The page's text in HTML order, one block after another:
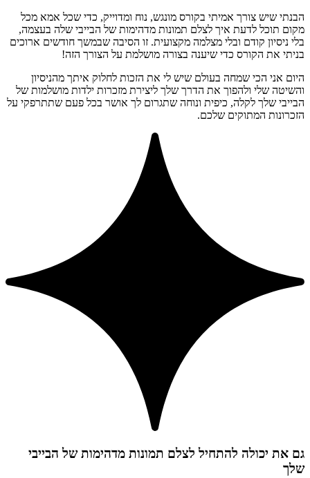
הבנתי שיש צורך אמיתי בקורס מונגש, נוח ומדוייק, כדי שכל אמא מכל
מקום תוכל לדעת איך לצלם תמונות מדהימות של הבייבי שלה בעצמה,
בלי ניסיון קודם ובלי מצלמה מקצועית. זו הסיבה שבמשך חודשים ארוכים
בניתי את הקורס כדי שיענה בצורה מושלמת על הצורך הזה!
היום אני הכי שמחה בעולם שיש לי את הזכות לחלוק איתך מהניסיון
והשיטה שלי ולהפוך את הדרך שלך ליצירת מזכרות ילדות מושלמות של
הבייבי שלך לקלה, כיפית ונוחה שתגרום לך אושר בכל פעם שתתרפקי על
הזכרונות המתוקים שלכם.
גם את יכולה להתחיל לצלם תמונות מדהימות של הבייבי
שלך